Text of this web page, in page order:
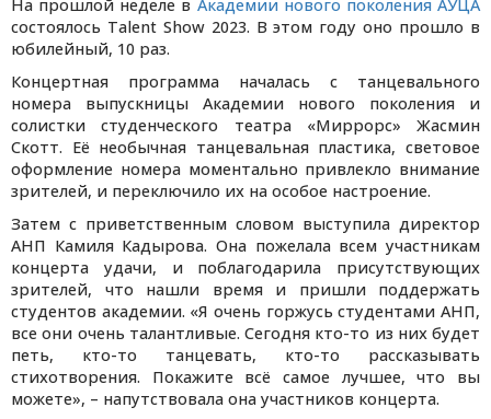
На прошлой неделе в Академии нового поколения АУЦА
состоялось Talent Show 2023. В этом году оно прошло в
юбилейный, 10 раз.
Концертная программа началась с танцевального
номера выпускницы Академии нового поколения и
солистки студенческого театра «Миррорс» Жасмин
Скотт. Её необычная танцевальная пластика, световое
оформление номера моментально привлекло внимание
зрителей, и переключило их на особое настроение.
Затем с приветственным словом выступила директор
АНП Камиля Кадырова. Она пожелала всем участникам
концерта удачи, и поблагодарила присутствующих
зрителей, что нашли время и пришли поддержать
студентов академии. «Я очень горжусь студентами АНП,
все они очень талантливые. Сегодня кто-то из них будет
петь, кто-то танцевать, кто-то рассказывать
стихотворения. Покажите всё самое лучшее, что вы
можете», – напутствовала она участников концерта.